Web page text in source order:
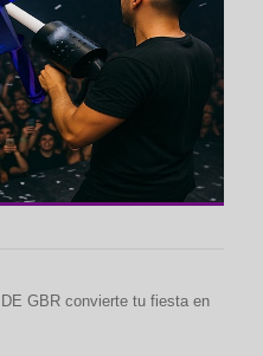
GBR convierte tu fiesta en